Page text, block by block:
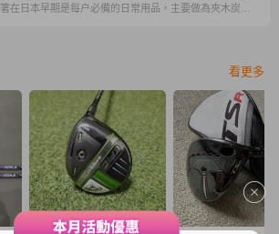
箸在日本早期是每户必備的日常用品，主要做為夾木炭
看更多